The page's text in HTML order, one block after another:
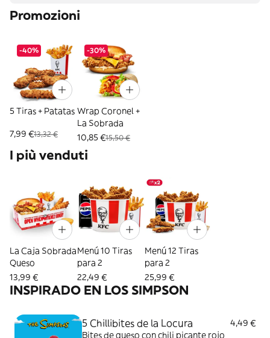
Promozioni
-40%
5 Tiras + Patatas
7,99 €13,32 €
-30%
Wrap Coronel +
La Sobrada
10,85 €15,50 €
I più venduti
La Caja Sobrada
Queso
13,99 €
Menú 10 Tiras
para 2
22,49 €
Menú 12 Tiras
para 2
25,99 €
INSPIRADO EN LOS SIMPSON
5 Chillibites de la Locura
4,49 €
Bites de queso con chili picante rojo